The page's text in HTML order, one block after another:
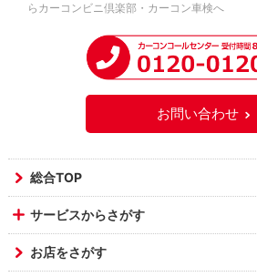
らカーコンビニ倶楽部・カーコン車検へ
お問い合わせ
総合TOP
サービスからさがす
お店をさがす